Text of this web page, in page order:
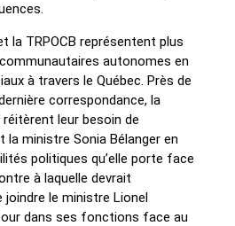
la TRPOCB représentent plus
autonomes en
à travers le Québec. Près de
correspondance, la
réitèrent leur besoin de
la ministre Sonia Bélanger en
politiques qu’elle porte face
à laquelle devrait
le ministre Lionel
dans ses fonctions face au